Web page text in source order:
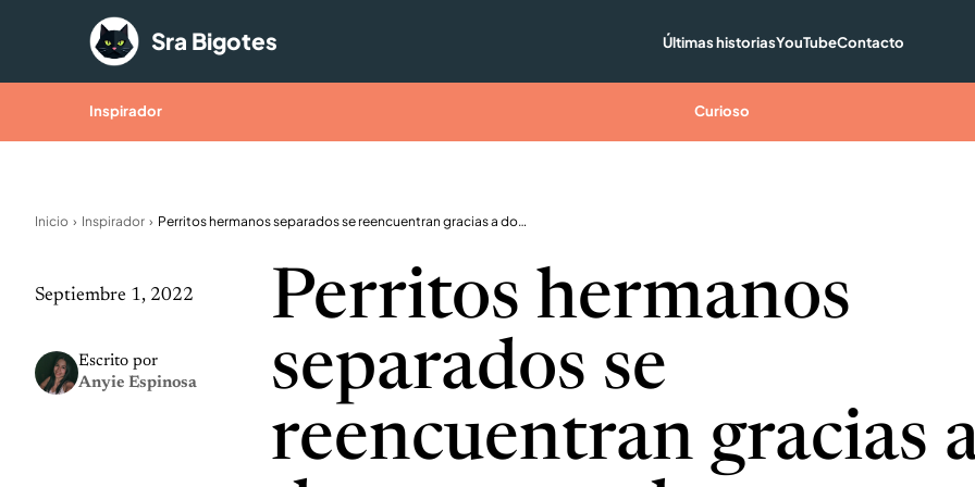
Saltar al contenido
Sra Bigotes Últimas historiasYouTubeContacto
Inspirador Curioso
Inicio Inspirador Perritos hermanos separados se reencuentran gracias a dos grupos de rescate
Septiembre 1, 2022
Escrito por
Anyie Espinosa
Perritos hermanos
separados se
reencuentran gracias